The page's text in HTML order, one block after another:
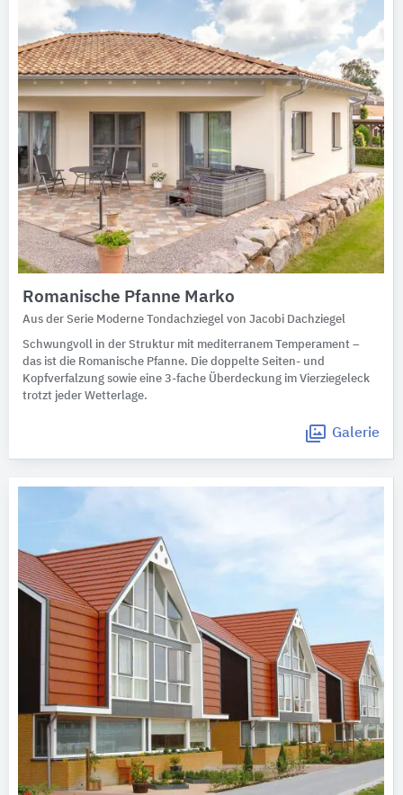
Romanische Pfanne Marko
Aus der Serie Moderne Tondachziegel von Jacobi Dachziegel
Schwungvoll in der Struktur mit mediterranem Temperament –
das ist die Romanische Pfanne. Die doppelte Seiten- und
Kopfverfalzung sowie eine 3-fache Überdeckung im Vierziegeleck
trotzt jeder Wetterlage.
Galerie